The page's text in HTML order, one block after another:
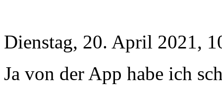
Dienstag, 20. April 2021,
Ja von der App habe ich